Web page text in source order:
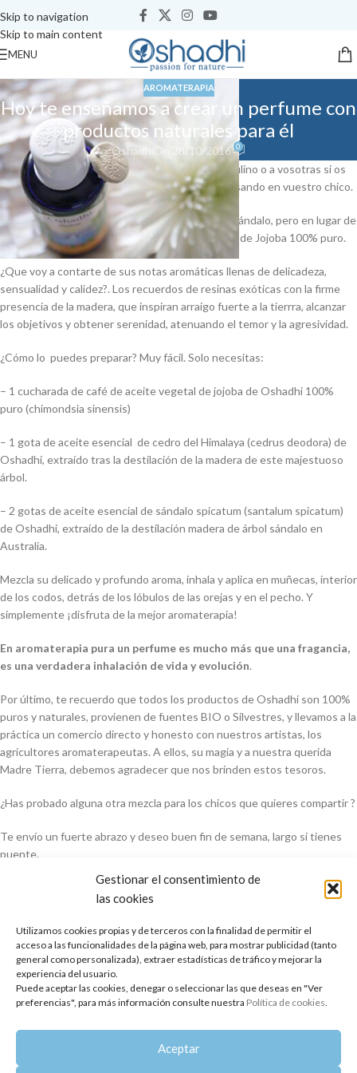
Gestionar el consentimiento de
las cookies
Utilizamos cookies propias y de terceros con la finalidad de permitir el
acceso a las funcionalidades de la página web, para mostrar publicidad (tanto
general como personalizada), extraer estadísticas de tráfico y mejorar la
experiencia del usuario.
Puede aceptar las cookies, denegar o seleccionar las que deseas en "Ver
preferencias", para más información consulte nuestra Política de cookies.
Aceptar
Skip to navigation
Skip to main content
MENU
AROMATERAPIA
Hoy te enseñamos a crear un perfume con
productos naturales para él
Oshadhi On 28/10/2016 0
Mi publicación de hoy va dirigida al público masculino o a vosotras si os
animáis a elaborar un perfume muy especial pensando en vuestro chico.
La propuesta danza entre esencias de Cedro y Sándalo, pero en lugar de
spray con base de alcohol, tu base será el aceite de Jojoba 100% puro.
¿Que voy a contarte de sus notas aromáticas llenas de delicadeza,
sensualidad y calidez?. Los recuerdos de resinas exóticas con la firme
presencia de la madera, que inspiran arraigo fuerte a la tierrra, alcanzar
los objetivos y obtener serenidad, atenuando el temor y la agresividad.
¿Cómo lo puedes preparar? Muy fácil. Solo necesitas:
– 1 cucharada de café de aceite vegetal de jojoba de Oshadhi 100%
puro (chimondsia sinensis)
– 1 gota de aceite esencial de cedro del Himalaya (cedrus deodora) de
Oshadhi, extraído tras la destilación de la madera de este majestuoso
árbol.
– 2 gotas de aceite esencial de sándalo spicatum (santalum spicatum)
de Oshadhi, extraído de la destilación madera de árbol sándalo en
Australia.
Mezcla su delicado y profundo aroma, inhala y aplica en muñecas, interior
de los codos, detrás de los lóbulos de las orejas y en el pecho. Y
simplemente ¡disfruta de la mejor aromaterapia!
En aromaterapia pura un perfume es mucho más que una fragancia,
es una verdadera inhalación de vida y evolución.
Por último, te recuerdo que todos los productos de Oshadhi son 100%
puros y naturales, provienen de fuentes BIO o Silvestres, y llevamos a la
práctica un comercio directo y honesto con nuestros artistas, los
agricultores aromaterapeutas. A ellos, su magia y a nuestra querida
Madre Tierra, debemos agradecer que nos brinden estos tesoros.
¿Has probado alguna otra mezcla para los chicos que quieres compartir ?
Te envío un fuerte abrazo y deseo buen fin de semana, largo si tienes
puente.
perfume artesanal para chicos